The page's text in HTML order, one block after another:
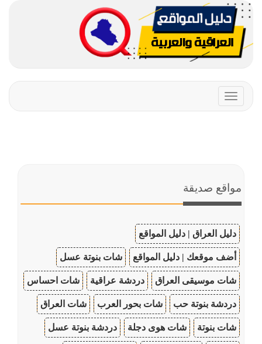
Toggle
navigation
مواقع صديقة
دليل العراق | دليل المواقع
أضف موقعك | دليل المواقع شات بنوتة عسل
شات موسيقى العراق دردشة عراقية شات احساس
دردشة بنوتة حب شات بحور العرب شات العراق
شات بنوتة شات هوى دجلة دردشة بنوتة عسل